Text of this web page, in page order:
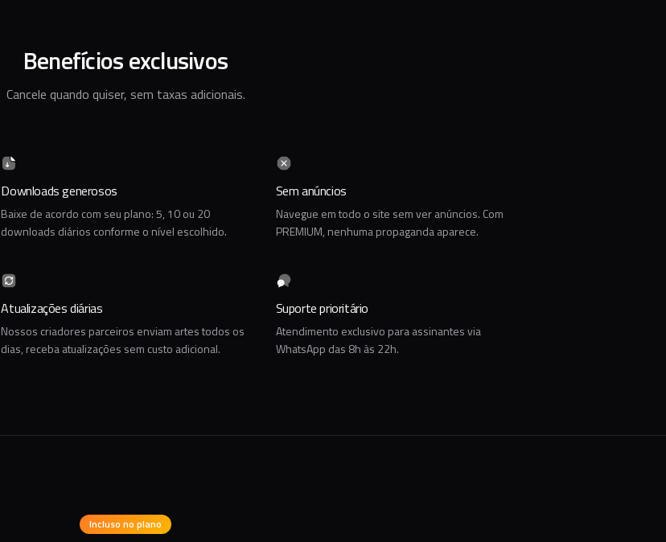
Benefícios exclusivos
Cancele quando quiser, sem taxas adicionais.
Downloads generosos
Baixe de acordo com seu plano: 5, 10 ou 20
downloads diários conforme o nível escolhido.
Sem anúncios
Navegue em todo o site sem ver anúncios. Com
PREMIUM, nenhuma propaganda aparece.
Atualizações diárias
Nossos criadores parceiros enviam artes todos os
dias, receba atualizações sem custo adicional.
Suporte prioritário
Atendimento exclusivo para assinantes via
WhatsApp das 8h às 22h.
Incluso no plano